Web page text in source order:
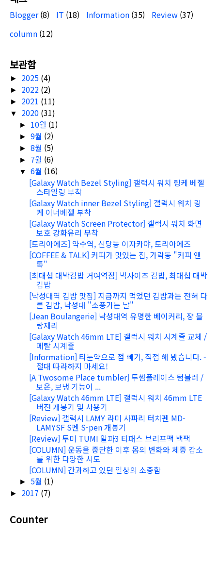
Blogger (8) IT (18) Information (35) Review (37)
column (12)
보관함
► 2025 (4)
► 2022 (2)
► 2021 (11)
▼ 2020 (31)
► 10월 (1)
►9월 (2)
►8월 (5)
► 7월 (6)
▼6월 (16)
[Galaxy Watch Bezel Styling] 갤럭시 워치 링케 베젤
스타일링 부착
[Galaxy Watch inner Bezel Styling] 갤럭시 워치 링
케 이너베젤 부착
[Galaxy Watch Screen Protector] 갤럭시 워치 화면
보호 강화유리 부착
[토리아에즈] 약수역, 신당동 이자카야, 토리아에즈
[COFFEE & TALK] 커피가 맛있는 집, 가락동 "커피 앤
톡"
[최대섭 대박김밥 거여역점] 빅사이즈 김밥, 최대섭 대박
김밥
[낙성대역 김밥 맛집] 지금까지 먹었던 김밥과는 전혀 다
른 김밥, 낙성대 "소풍가는 날"
[Jean Boulangerie] 낙성대역 유명한 베이커리, 쟝 블
랑제리
[Galaxy Watch 46mm LTE] 갤럭시 워치 시계줄 교체 /
메탈 시계줄
[Information] 티눈약으로 점 빼기, 직접 해 봤습니다. -
절대 따라하지 마세요!
[A Twosome Place tumbler] 투썸플레이스 텀블러 /
보온, 보냉 기능이 ...
[Galaxy Watch 46mm LTE] 갤럭시 워치 46mm LTE
버전 개봉기 및 사용기
[Review] 갤럭시 LAMY 라미 사파리 터치펜 MD-
LAMYSF S펜 S-pen 개봉기
[Review] 투미 TUMI 알파3 티패스 브리프팩 백팩
[COLUMN] 운동을 중단한 이후 몸의 변화와 체중 감소
를 위한 다양한 시도
[COLUMN] 간과하고 있던 일상의 소중함
► 5월 (1)
► 2017 (7)
Counter